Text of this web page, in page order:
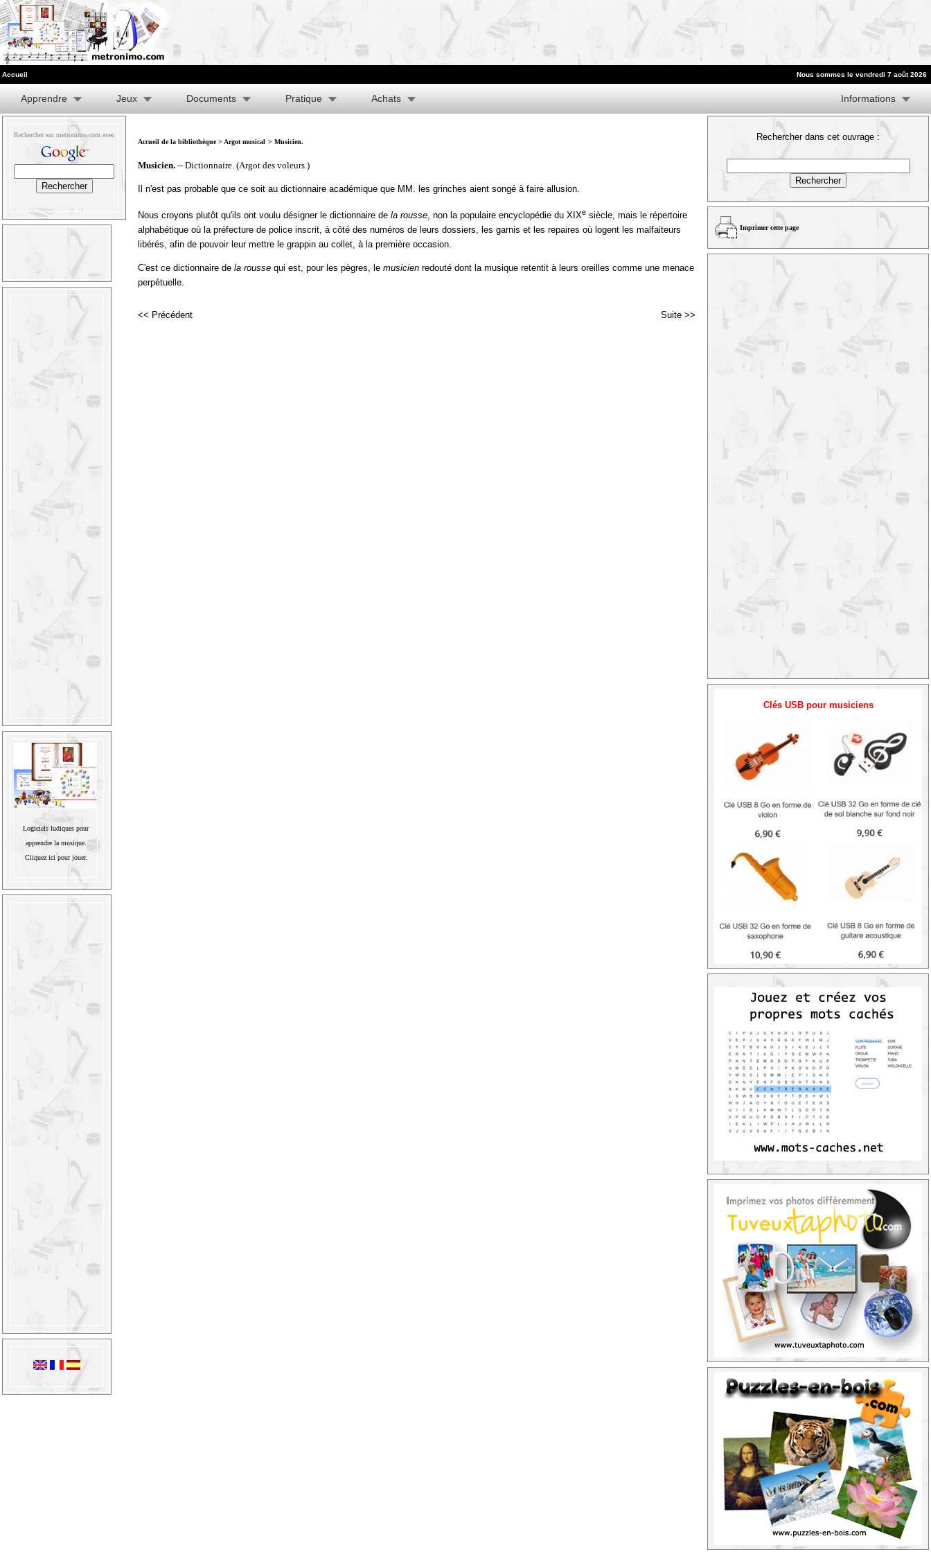
Accueil Nous sommes le vendredi 7 août 2026
Apprendre Jeux Documents Pratique Achats Informations
Rechercher sur metronimo.com avec
Logiciels ludiques pour
apprendre la musique.
Cliquez ici pour jouer.
Accueil de la bibliothèque> Argot musical > Musicien.
Musicien. -- Dictionnaire. (Argot des voleurs.)
Il n'est pas probable que ce soit au dictionnaire académique que MM. les grinches aient songé à faire allusion.
Nous croyons plutôt qu'ils ont voulu désigner le dictionnaire de la rousse, non la populaire encyclopédie du XIXe siècle, mais le répertoire
alphabétique où la préfecture de police inscrit, à côté des numéros de leurs dossiers, les garnis et les repaires où logent les malfaiteurs
libérés, afin de pouvoir leur mettre le grappin au collet, à la première occasion.
C'est ce dictionnaire de la rousse qui est, pour les pègres, le musicien redouté dont la musique retentit à leurs oreilles comme une menace
perpétuelle.
<< Précédent Suite >>
Rechercher dans cet ouvrage :
Imprimer cette page
Clés USB pour musiciens